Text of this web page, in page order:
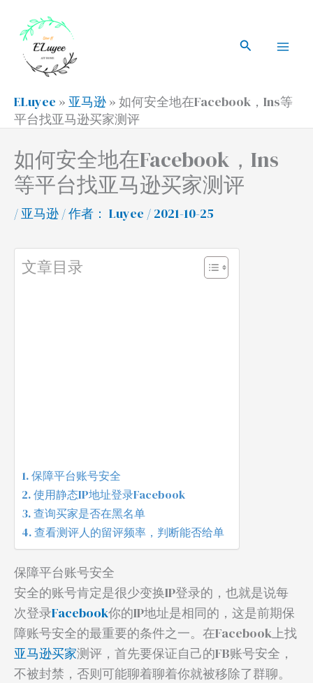
搜
ELuyee » 亚马逊 » 如何安全地在Facebook，Ins等
平台找亚马逊买家测评
如何安全地在Facebook，Ins
等平台找亚马逊买家测评
/亚马逊 / 作者： Luyee / 2021-10-25
文章目录
保障平台账号安全
使用静态IP地址登录Facebook
查询买家是否在黑名单
查看测评人的留评频率，判断能否给单
保障平台账号安全
安全的账号肯定是很少变换IP登录的，也就是说每
次登录Facebook你的IP地址是相同的，这是前期保
障账号安全的最重要的条件之一。在Facebook上找
亚马逊买家测评，首先要保证自己的FB账号安全，
不被封禁，否则可能聊着聊着你就被移除了群聊。
索